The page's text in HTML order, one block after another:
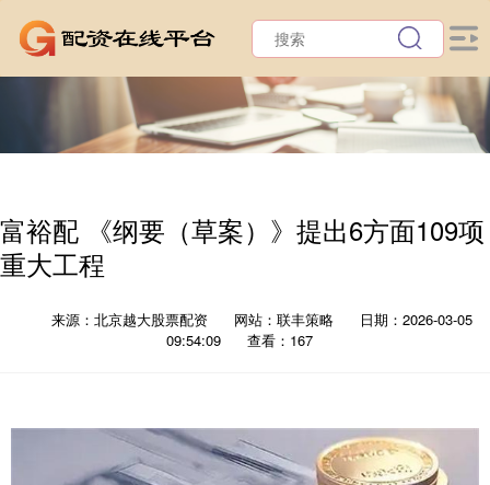
富裕配 《纲要（草案）》提出6方面109项
重大工程
来源：北京越大股票配资 网站：联丰策略
日期：2026-03-05
09:54:09
查看：167